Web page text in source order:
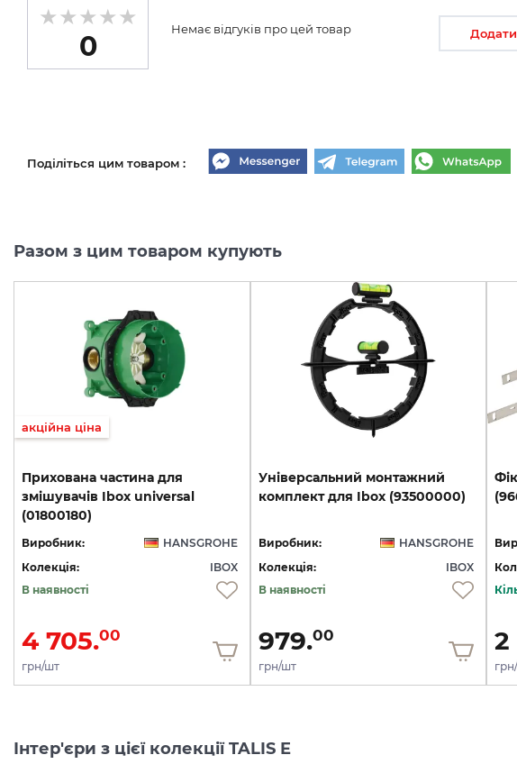
0
Немає відгуків про цей товар Додати
Поділіться цим товаром :
Разом з цим товаром купують
акційна ціна
Прихована частина для
змішувачів Ibox universal
(01800180)
Виробник:
HANSGROHE
Колекція:
IBOX
В наявності
4 705.00
грн/шт
Універсальний монтажний
комплект для Ibox (93500000)
Виробник:
HANSGROHE
Колекція:
IBOX
В наявності
979.00
грн/шт
2
Інтер'єри з цієї колекції TALIS E